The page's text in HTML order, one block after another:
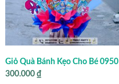
Giỏ Quà Bánh Kẹo Cho Bé 0950
300.000 ₫